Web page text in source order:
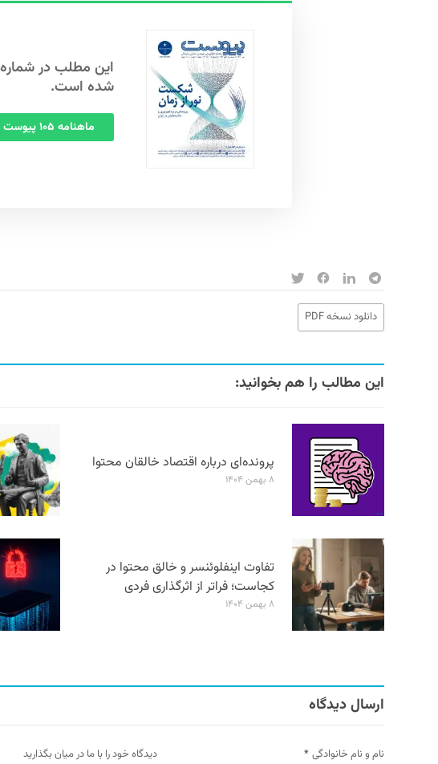
شده است.
ماهنامه ۱۰۵ پیوست
دانلود نسخه PDF
این مطالب را هم بخوانید:
پرونده‌ای درباره اقتصاد خالقان محتوا
۸ بهمن ۱۴۰۴
تفاوت اینفلوئنسر و خالق محتوا در
کجاست؛ فراتر از اثرگذاری فردی
۸ بهمن ۱۴۰۴
ارسال دیدگاه
نام و نام خانوادگی * دیدگاه خود را با ما در میان بگذارید